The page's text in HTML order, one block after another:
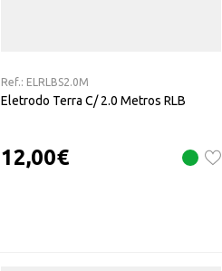
Ref.: ELRLBS2.0M
Eletrodo Terra C/ 2.0 Metros RLB
12,00€